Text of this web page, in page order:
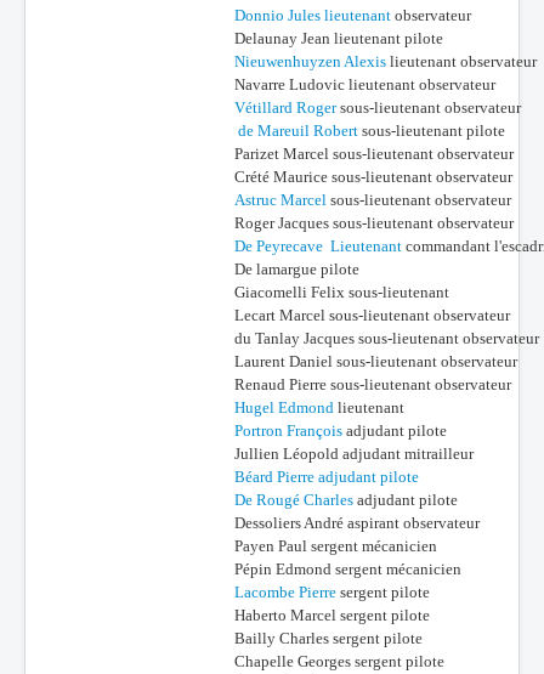
Donnio Jules lieutenant observateur
Delaunay Jean lieutenant pilote
Nieuwenhuyzen Alexis lieutenant observateur
Navarre Ludovic lieutenant observateur
Vétillard Rogersous-lieutenant observateur
de Mareuil Robert sous-lieutenant pilote
Parizet Marcel sous-lieutenant observateur
Crété Maurice sous-lieutenant observateur
Astruc Marcel sous-lieutenant observateur
Roger Jacques sous-lieutenant observateur
De Peyrecave Lieutenant commandant
De lamargue pilote
Giacomelli Felix sous-lieutenant
Lecart Marcel sous-lieutenant observateur
du Tanlay Jacques sous-lieutenant observateur
Laurent Daniel sous-lieutenant observateur
Renaud Pierre sous-lieutenant observateur
Hugel Edmond lieutenant
Portron François adjudant pilote
Jullien Léopold adjudant mitrailleur
Béard Pierre adjudant pilote
De Rougé Charles adjudant pilote
Dessoliers André aspirant observateur
Payen Paul sergent mécanicien
Pépin Edmond sergent mécanicien
Lacombe Pierre sergent pilote
Haberto Marcel sergent pilote
Bailly Charles sergent pilote
Chapelle Georges sergent pilote